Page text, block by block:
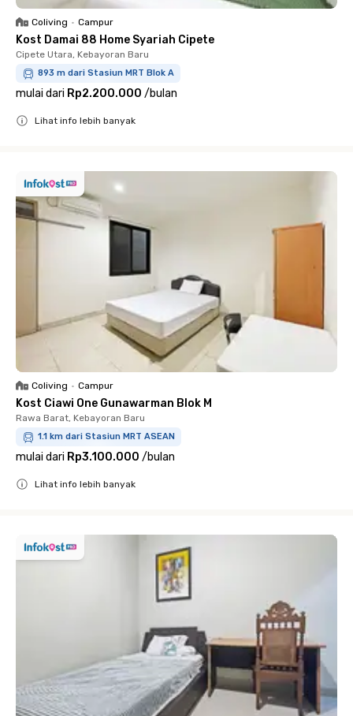
Coliving • Campur
Kost Damai 88 Home Syariah Cipete
Cipete Utara, Kebayoran Baru
893 m dari Stasiun MRT Blok A
mulai dari Rp2.200.000 /bulan
Lihat info lebih banyak
Coliving • Campur
Kost Ciawi One Gunawarman Blok M
Rawa Barat, Kebayoran Baru
1.1 km dari Stasiun MRT ASEAN
mulai dari Rp3.100.000 /bulan
Lihat info lebih banyak